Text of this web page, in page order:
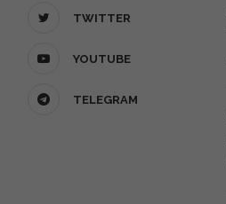
TWITTER
YOUTUBE
TELEGRAM